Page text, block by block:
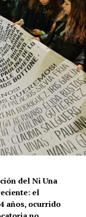
LGBT+ se
de
de
legislativa en
de discursos
contra la
Aires e
LGBT+
crímenes en
discursos de odio
“Tanto el
hacia la comunidad
la comunidad
genera mayor
Esos
del Ni Una
el
años, ocurrido